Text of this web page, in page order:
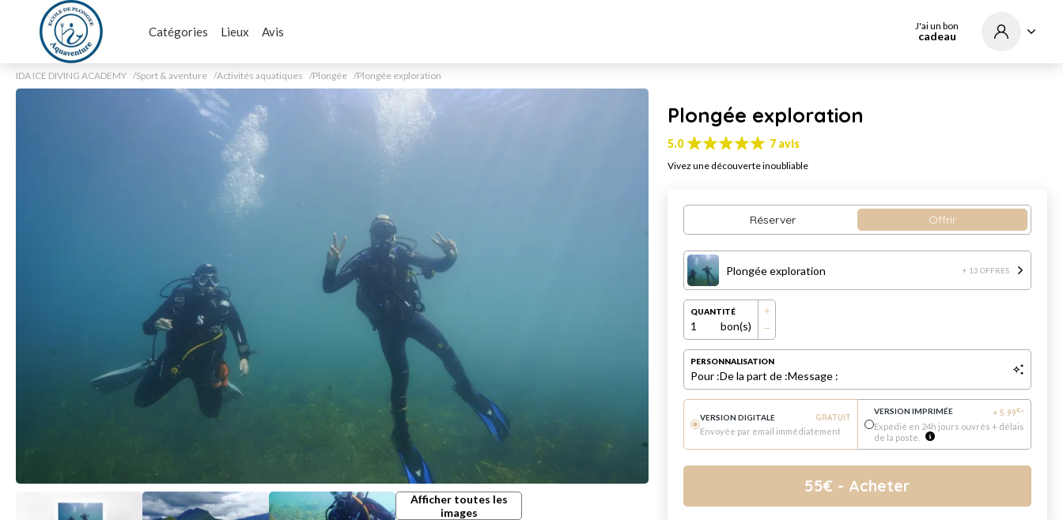
Catégories Lieux Avis J'ai un bon
cadeau
IDA ICE DIVING ACADEMY Sport & aventure Activités aquatiques Plongée Plongée exploration
Afficher toutes les
images
Plongée exploration
5.0 7 avis
Vivez une découverte inoubliable
Réserver Offrir
Plongée exploration + 13 OFFRES
QUANTITÉ
1 bon(s)
PERSONNALISATION
Pour :De la part de :Message :
VERSION DIGITALE
GRATUIT
Envoyée par email immédiatement
VERSION IMPRIMÉE + 5.99€*
Expédié en 24h jours ouvrés + délais
de la poste.
55€ - Acheter